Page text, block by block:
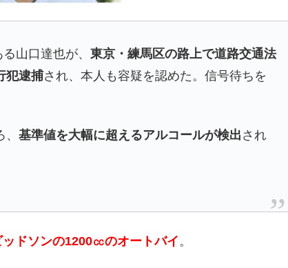
山口達也が、 東京・練馬区の路上で道路交通法
犯逮捕され、本人も容疑を認めた。信号待ちを
基準値を大幅に超えるアルコールが検出 され
ドソンの1200㏄のオートバイ。